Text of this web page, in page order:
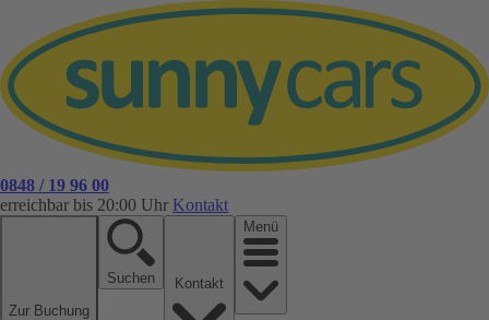
0848 / 19 96 00
erreichbar bis 20:00 Uhr Kontakt
Zur Buchung
Suchen
Menü